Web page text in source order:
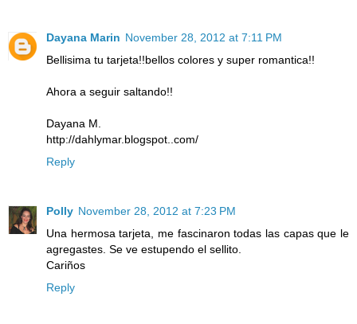
Dayana Marin November 28, 2012 at 7:11 PM
Bellisima tu tarjeta!!bellos colores y super romantica!!
Ahora a seguir saltando!!
Dayana M.
http://dahlymar.blogspot..com/
Reply
Polly November 28, 2012 at 7:23 PM
Una hermosa tarjeta, me fascinaron todas las capas que le
agregastes. Se ve estupendo el sellito.
Cariños
Reply